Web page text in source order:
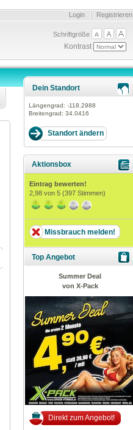
Registrieren
Login
Schriftgröße
Kontrast
Dein Standort
Längengrad: -118.2988
Breitengrad: 34.0416
Aktionsbox
Eintrag bewerten!
2,98 von 5 (397 Stimmen)
Missbrauch melden!
Top Angebot
Summer Deal
von X-Pack
Direkt zum Angebot!